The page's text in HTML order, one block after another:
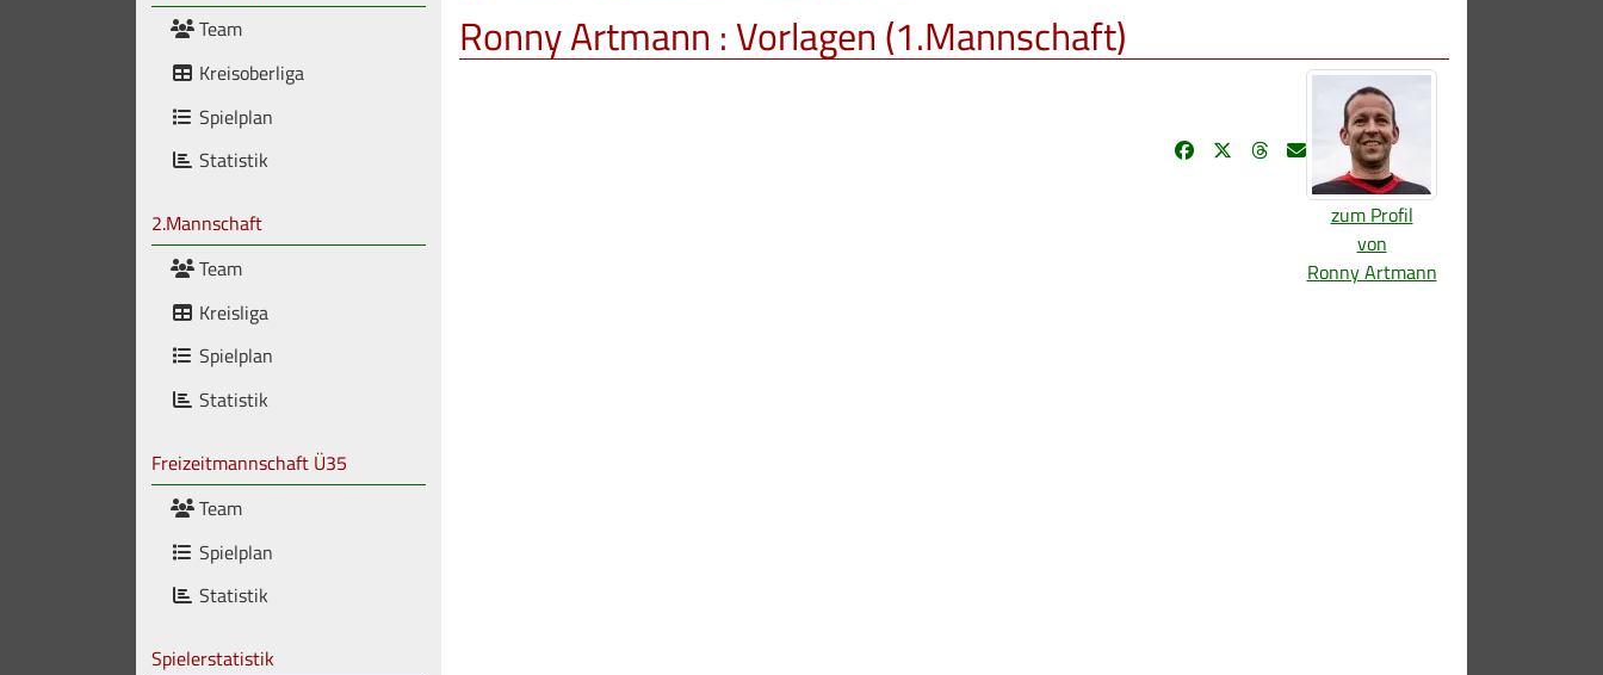
Team
Kreisoberliga
Spielplan
Statistik
2.Mannschaft
Team
Kreisliga
Spielplan
Statistik
Freizeitmannschaft Ü35
Team
Spielplan
Statistik
Spielerstatistik
Ronny Artmann : Vorlagen (1.Mannschaft)
zum Profil
von
Ronny Artmann